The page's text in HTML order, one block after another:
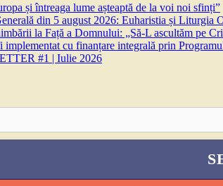
și întreaga lume așteaptă de la voi noi sfinți”
din 5 august 2026: Euharistia și Liturgia
la Față a Domnului: „Să-L ascultăm pe
implementat cu finanțare integrală prin
#1 | Iulie 2026